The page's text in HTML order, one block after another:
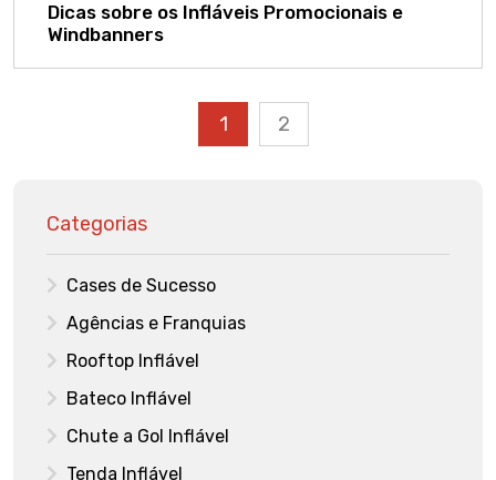
Dicas sobre os Infláveis Promocionais e
Windbanners
1 2
Categorias
Cases de Sucesso
Agências e Franquias
Rooftop Inflável
Bateco Inflável
Chute a Gol Inflável
Tenda Inflável